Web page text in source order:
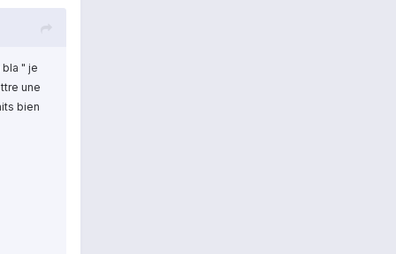
" je
une
bien